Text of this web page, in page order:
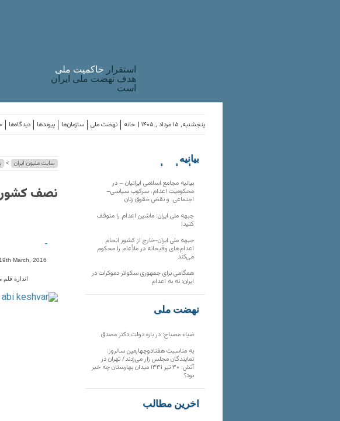
استقرار حاکميت ملی
هدف نهضت ملی ایران
است
دیدگاه‌ها پیوندها سازمان‌ها نهضت ملی خانه پنجشنبه, ۱۵ مرداد , ۱۴۰۵ |
سایت ملیون ایران >
نصف کشور
-
March, 2016
اندازه قلم
بیانیه
سازمان‌های
بیانیه مجامع اسلامی ایرانیان – در
محکومیت اعدام، سرکوب سیاسی–
اجتماعی، و نقض حقوق زنان
جبهه ملی ایران: ماشین اعدام را متوقف
کنید!
جبهه ملی ایران-خارج از کشور انجام
اعدام‌های وقیحانه در ملأِعام را محکوم
می‌کند
همگامی برای جمهوری سکولار دموکرات در
ایران: نه به اعدام
نهضت ملی
ضیاء مصباح: در باره دولت دکتر مصدق
به مناسبت هفتادوچهارمین سالروز:
نمایندگان مجلس زار می‌زدند/ تهران در
آتش؛ ۳۰ تیر ۱۳۳۱ میدان بهارستان چه خبر
بود؟
آخرین مطالب